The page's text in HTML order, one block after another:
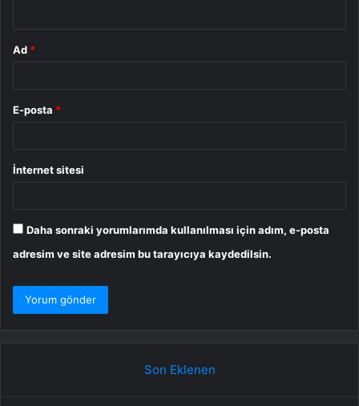
Ad *
E-posta *
İnternet sitesi
Daha sonraki yorumlarımda kullanılması için adım, e-posta
adresim ve site adresim bu tarayıcıya kaydedilsin.
Son Eklenen